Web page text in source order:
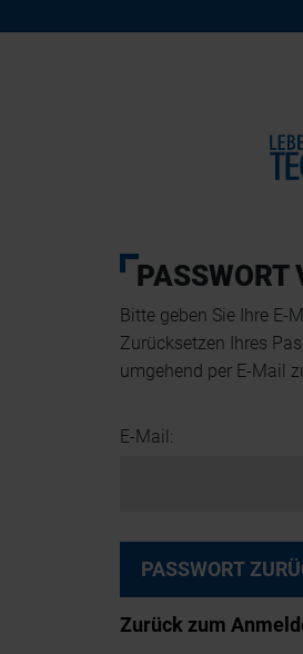
Fischalternativen aus
PASSWORT
Bitte geben Sie Ihre E-
Zurücksetzen Ihres
umgehend per E-Mail
E-Mail:
Zurück zum